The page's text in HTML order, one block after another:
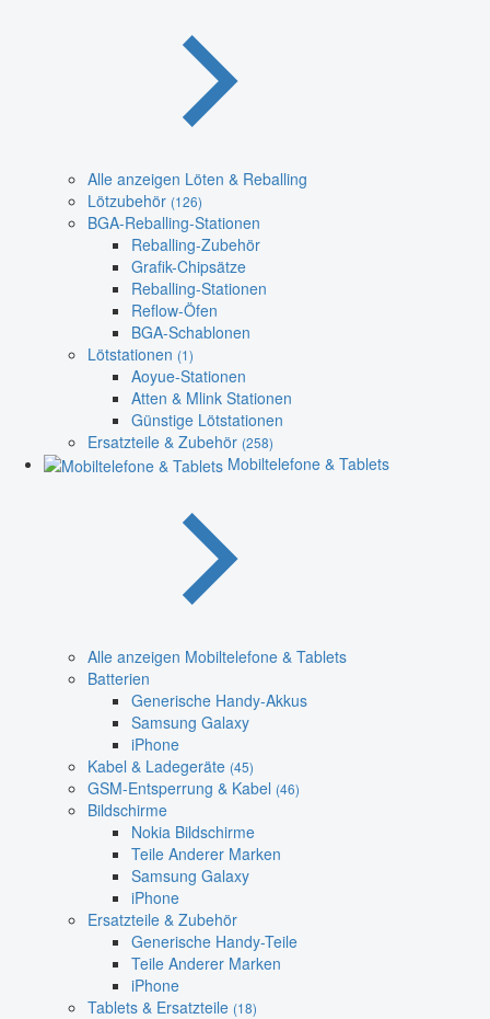
Alle anzeigen Löten & Reballing
Lötzubehör (126)
BGA-Reballing-Stationen
Reballing-Zubehör
Grafik-Chipsätze
Reballing-Stationen
Reflow-Öfen
BGA-Schablonen
Lötstationen (1)
Aoyue-Stationen
Atten & Mlink Stationen
Günstige Lötstationen
Ersatzteile & Zubehör (258)
Mobiltelefone & Tablets
Alle anzeigen Mobiltelefone & Tablets
Batterien
Generische Handy-Akkus
Samsung Galaxy
iPhone
Kabel & Ladegeräte (45)
GSM-Entsperrung & Kabel (46)
Bildschirme
Nokia Bildschirme
Teile Anderer Marken
Samsung Galaxy
iPhone
Ersatzteile & Zubehör
Generische Handy-Teile
Teile Anderer Marken
iPhone
Tablets & Ersatzteile (18)